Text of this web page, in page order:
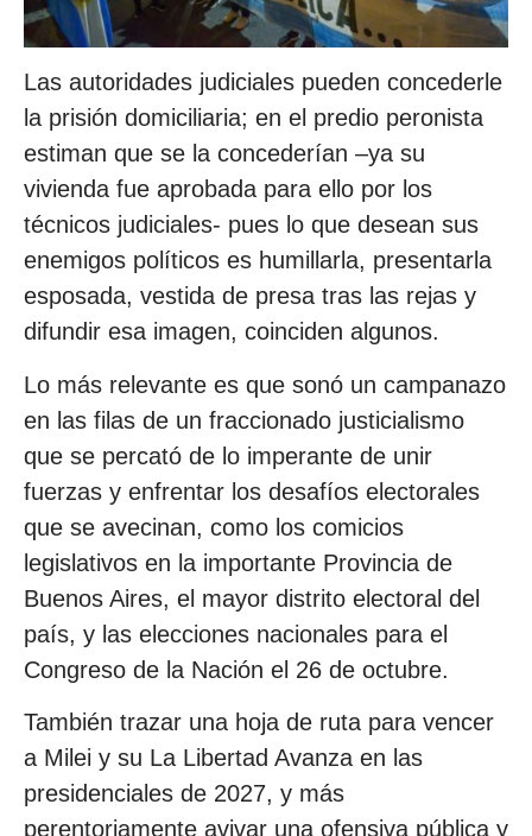
Las autoridades judiciales pueden concederle
la prisión domiciliaria; en el predio peronista
estiman que se la concederían –ya su
vivienda fue aprobada para ello por los
técnicos judiciales- pues lo que desean sus
enemigos políticos es humillarla, presentarla
esposada, vestida de presa tras las rejas y
difundir esa imagen, coinciden algunos.
Lo más relevante es que sonó un campanazo
en las filas de un fraccionado justicialismo
que se percató de lo imperante de unir
fuerzas y enfrentar los desafíos electorales
que se avecinan, como los comicios
legislativos en la importante Provincia de
Buenos Aires, el mayor distrito electoral del
país, y las elecciones nacionales para el
Congreso de la Nación el 26 de octubre.
También trazar una hoja de ruta para vencer
a Milei y su La Libertad Avanza en las
presidenciales de 2027, y más
perentoriamente avivar una ofensiva pública y